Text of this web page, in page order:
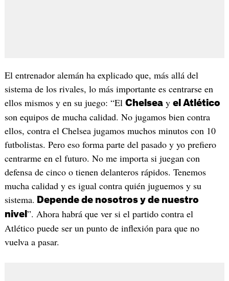
El entrenador alemán ha explicado que, más allá del
sistema de los rivales, lo más importante es centrarse en
ellos mismos y en su juego: “El Chelseay el Atlético
son equipos de mucha calidad. No jugamos bien contra
ellos, contra el Chelsea jugamos muchos minutos con 10
futbolistas. Pero eso forma parte del pasado y yo prefiero
centrarme en el futuro. No me importa si juegan con
defensa de cinco o tienen delanteros rápidos. Tenemos
mucha calidad y es igual contra quién juguemos y su
sistema. Depende de nosotros y de nuestro
nivel ”. Ahora habrá que ver si el partido contra el
Atlético puede ser un punto de inflexión para que no
vuelva a pasar.